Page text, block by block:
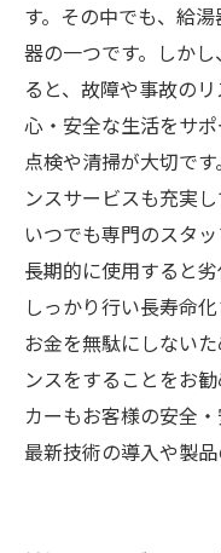
す。その中でも、給
器の一つです。しか
ると、故障や事故の
心・安全な生活をサ
点検や清掃が大切で
ンスサービスも充実
いつでも専門のスタ
長期的に使用すると
しっかり行い長寿命
お金を無駄にしない
ンスをすることをお
カーもお客様の安全
最新技術の導入や製品